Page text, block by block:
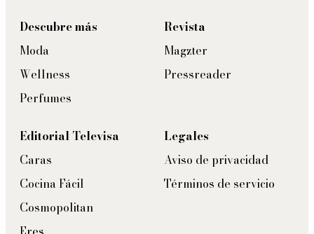
Descubre más
Moda
Wellness
Perfumes
Revista
Magzter
Pressreader
Editorial Televisa
Caras
Cocina Fácil
Cosmopolitan
Legales
Aviso de privacidad
Términos de servicio